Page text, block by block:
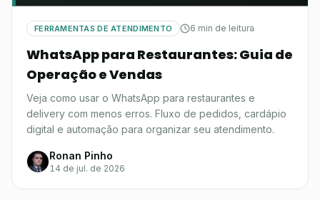
FERRAMENTAS DE ATENDIMENTO 6 min de leitura
WhatsApp para Restaurantes: Guia de
Operação e Vendas
Veja como usar o WhatsApp para restaurantes e
delivery com menos erros. Fluxo de pedidos, cardápio
digital e automação para organizar seu atendimento.
Ronan Pinho
14 de jul. de 2026